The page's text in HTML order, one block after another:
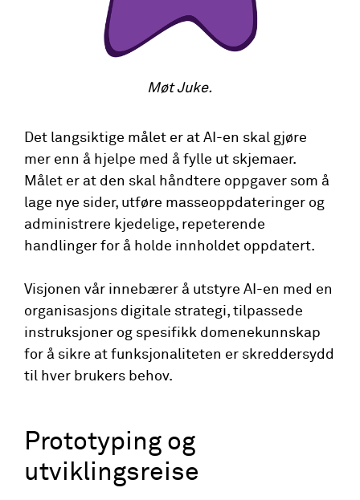
Møt Juke.
Det langsiktige målet er at AI-en skal gjøre
mer enn å hjelpe med å fylle ut skjemaer.
Målet er at den skal håndtere oppgaver som å
lage nye sider, utføre masseoppdateringer og
administrere kjedelige, repeterende
handlinger for å holde innholdet oppdatert.
Visjonen vår innebærer å utstyre AI-en med en
organisasjons digitale strategi, tilpassede
instruksjoner og spesifikk domenekunnskap
for å sikre at funksjonaliteten er skreddersydd
til hver brukers behov.
Prototyping og
utviklingsreise